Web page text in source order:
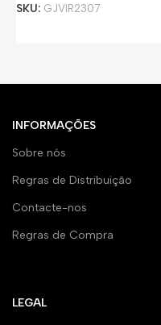
SKU: GJVIR2307
INFORMAÇÕES
Sobre nós
Regras de Distribuição
Contacte-nos
Regras de Compra
LEGAL